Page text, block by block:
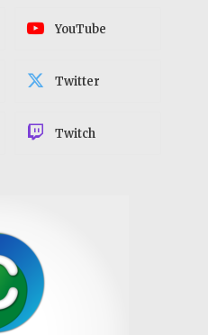
YouTube
Twitter
Twitch